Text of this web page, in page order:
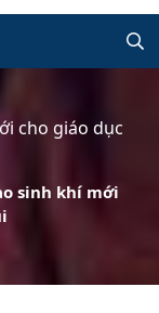
cho giáo dục
sinh khí mới